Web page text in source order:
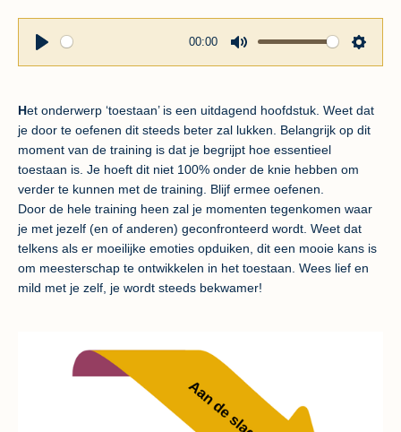
00:00
s
Het onderwerp ‘toestaan’ is een uitdagend hoofdstuk. Weet dat
je door te oefenen dit steeds beter zal lukken. Belangrijk op dit
moment van de training is dat je begrijpt hoe essentieel
toestaan is. Je hoeft dit niet 100% onder de knie hebben om
verder te kunnen met de training. Blijf ermee oefenen.
Door de hele training heen zal je momenten tegenkomen waar
je met jezelf (en of anderen) geconfronteerd wordt. Weet dat
telkens als er moeilijke emoties opduiken, dit een mooie kans is
om meesterschap te ontwikkelen in het toestaan. Wees lief en
mild met je zelf, je wordt steeds bekwamer!